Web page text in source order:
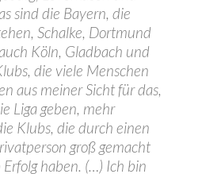
sind die Bayern, die
Schalke, Dortmund
Köln, Gladbach und
die viele Menschen
aus meiner Sicht für das,
Liga geben, mehr
Klubs, die durch einen
groß gemacht
haben. (…) Ich bin